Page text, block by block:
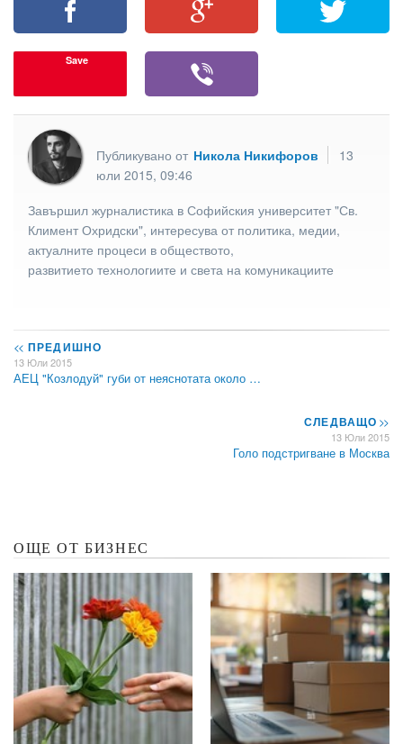
Save
Публикувано от Никола Никифоров
13
юли 2015, 09:46
Завършил журналистика в Софийския университет "Св.
Климент Охридски", интересува от политика, медии,
актуалните процеси в обществото,
развитието технологиите и света на комуникациите
<< ПРЕДИШНО
13 Юли 2015
АЕЦ "Козлодуй" губи от неяснотата около …
СЛЕДВАЩО>>
13 Юли 2015
Голо подстригване в Москва
ОЩЕ ОТ БИЗНЕС